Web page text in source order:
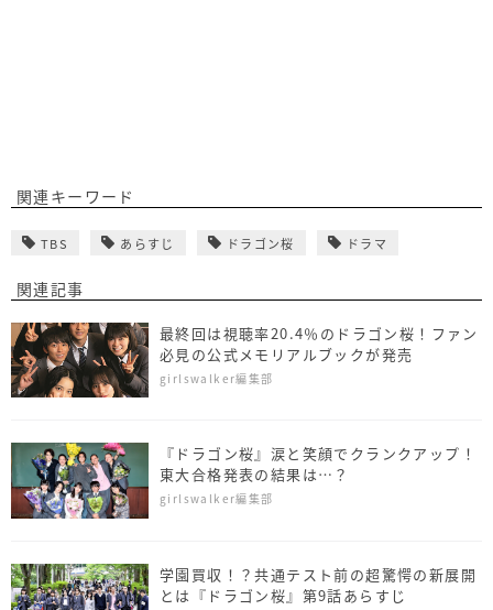
関連キーワード
TBS あらすじ ドラゴン桜 ドラマ
関連記事
最終回は視聴率20.4％のドラゴン桜！ファン
必見の公式メモリアルブックが発売
girlswalker編集部
『ドラゴン桜』涙と笑顔でクランクアップ！
東大合格発表の結果は…？
girlswalker編集部
学園買収！？共通テスト前の超驚愕の新展開
とは『ドラゴン桜』第9話あらすじ